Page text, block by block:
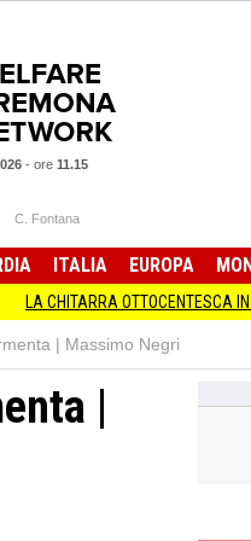
- ore 11.15
C. Fontana
ITALIA EUROPA
OTTOCENTESCA IN MOSTRA A
| Massimo Negri
|